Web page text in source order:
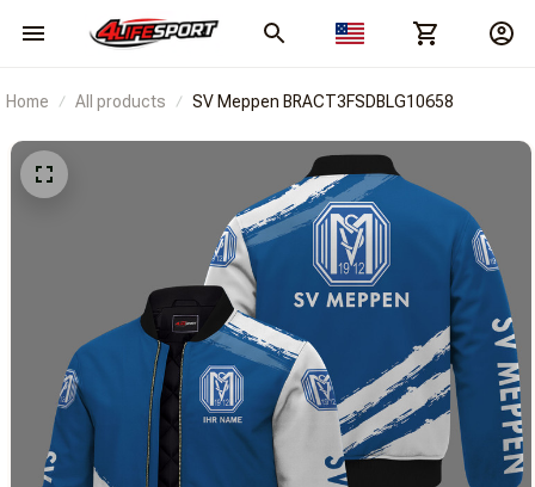
Home All products SV Meppen BRACT3FSDBLG10658